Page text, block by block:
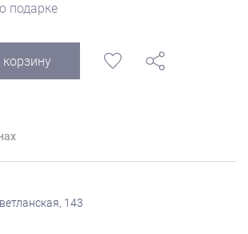
подарке
143